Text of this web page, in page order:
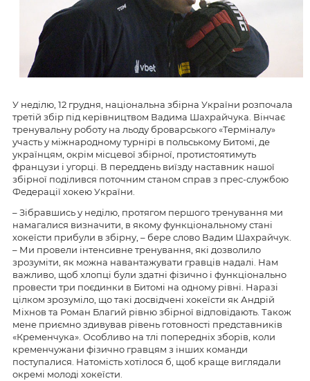
У неділю, 12 грудня, національна збірна України розпочала
третій збір під керівництвом Вадима Шахрайчука. Вінчає
тренувальну роботу на льоду броварського «Терміналу»
участь у міжнародному турнірі в польському Битомі, де
українцям, окрім місцевої збірної, протистоятимуть
французи і угорці. В переддень виїзду наставник нашої
збірної поділився поточним станом справ з прес-службою
Федерації хокею України.
– Зібравшись у неділю, протягом першого тренування ми
намагалися визначити, в якому функціональному стані
хокеїсти прибули в збірну, – бере слово Вадим Шахрайчук.
– Ми провели інтенсивне тренування, які дозволило
зрозуміти, як можна навантажувати гравців надалі. Нам
важливо, щоб хлопці були здатні фізично і функціонально
провести три поєдинки в Битомі на одному рівні. Наразі
цілком зрозуміло, що такі досвідчені хокеїсти як Андрій
Міхнов та Роман Благий рівню збірної відповідають. Також
мене приємно здивував рівень готовності представників
«Кременчука». Особливо на тлі попередніх зборів, коли
кременчужани фізично гравцям з інших команди
поступалися. Натомість хотілося б, щоб краще виглядали
окремі молоді хокеїсти.